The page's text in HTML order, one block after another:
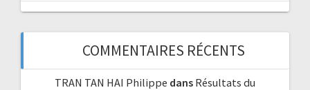
COMMENTAIRES RÉCENTS
TRAN TAN HAI Philippe dans Résultats du